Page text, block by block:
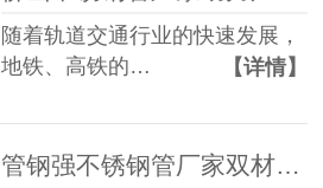
随着轨道交通行业的快速发展，
地铁、高铁的…
【详情】
管钢强不锈钢管厂家双材质赋能环保设备：201 与 304 不锈钢管的精准供应与品质标杆